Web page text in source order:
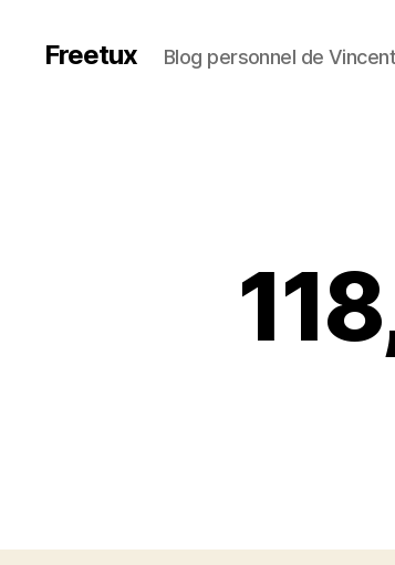
Freetux Blog personnel de